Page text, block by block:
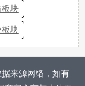
板块
板块
据来源网络，如有